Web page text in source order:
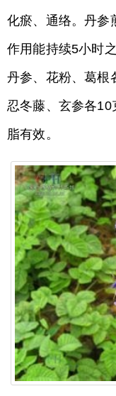
化瘀、通络。丹参
作用能持续5小时
丹参、花粉、葛根
忍冬藤、玄参各
脂有效。